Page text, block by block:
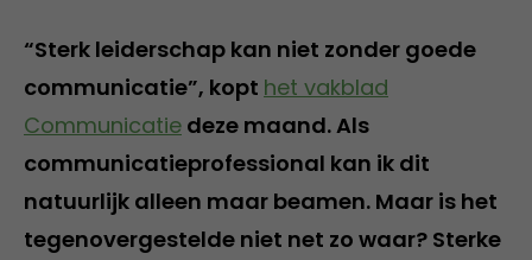
“Sterk leiderschap kan niet zonder goede
communicatie”, kopt het vakblad
Communicatie deze maand. Als
communicatieprofessional kan ik dit
natuurlijk alleen maar beamen. Maar is het
tegenovergestelde niet net zo waar? Sterke